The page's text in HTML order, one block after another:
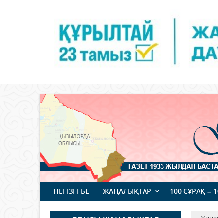
НЕГІЗГІ БЕТ ЖАҢАЛЫҚТАР 100 СҰРАҚ –